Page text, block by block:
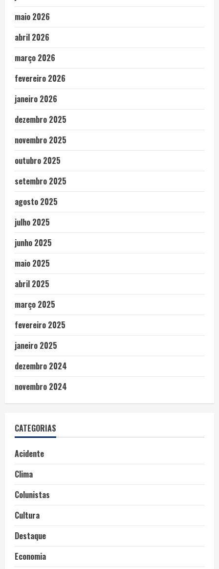
maio 2026
abril 2026
março 2026
fevereiro 2026
janeiro 2026
dezembro 2025
novembro 2025
outubro 2025
setembro 2025
agosto 2025
julho 2025
junho 2025
maio 2025
abril 2025
março 2025
fevereiro 2025
janeiro 2025
dezembro 2024
novembro 2024
CATEGORIAS
Acidente
Clima
Colunistas
Cultura
Destaque
Economia